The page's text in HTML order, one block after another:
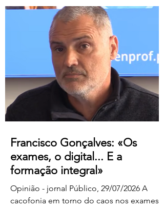
assegurado, em condições
extremamente difíceis, a classificação da
1.ª fase, surgem agora orientações que
determinam que, se um classificador não
registar classificações num determinado
período de tempo, as provas lhe sejam
retiradas e redistribuídas. Estamos a falar
de professores
Francisco Gonçalves: «Os
exames, o digital... E a
formação integral»
Opinião - jornal Público, 29/07/2026 A
cacofonia em torno do caos nos exames